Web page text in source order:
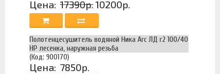
Цена: 17390р.10200р.
Полотенцесушитель водяной Ника Arc ЛД г2 100/40
НР лесенка, наружная резьба
(Код: 900170)
Цена: 7850р.